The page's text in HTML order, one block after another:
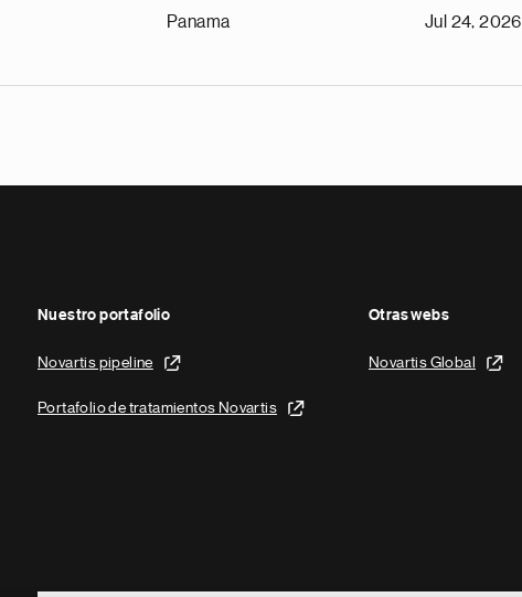
Panama Jul 24, 2026
Nuestro portafolio
Novartis pipeline
Portafolio de tratamientos Novartis
Otras webs
Novartis Global